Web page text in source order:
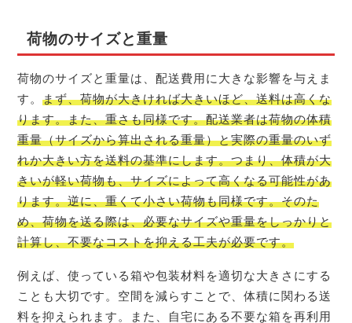
荷物のサイズと重量
荷物のサイズと重量は、配送費用に大きな影響を与えま
す。まず、荷物が大きければ大きいほど、送料は高くな
ります。また、重さも同様です。配送業者は荷物の体積
重量（サイズから算出される重量）と実際の重量のいず
れか大きい方を送料の基準にします。つまり、体積が大
きいが軽い荷物も、サイズによって高くなる可能性があ
ります。逆に、重くて小さい荷物も同様です。そのた
め、荷物を送る際は、必要なサイズや重量をしっかりと
計算し、不要なコストを抑える工夫が必要です。
例えば、使っている箱や包装材料を適切な大きさにする
ことも大切です。空間を減らすことで、体積に関わる送
料を抑えられます。また、自宅にある不要な箱を再利用